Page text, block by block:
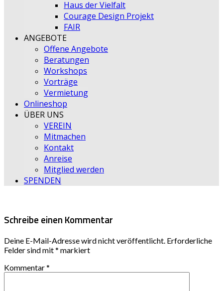
Haus der Vielfalt
Courage Design Projekt
FAIR
ANGEBOTE
Offene Angebote
Beratungen
Workshops
Vorträge
Vermietung
Onlineshop
ÜBER UNS
VEREIN
Mitmachen
Kontakt
Anreise
Mitglied werden
SPENDEN
Schreibe einen Kommentar
Deine E-Mail-Adresse wird nicht veröffentlicht. Erforderliche
Felder sind mit* markiert
Kommentar*